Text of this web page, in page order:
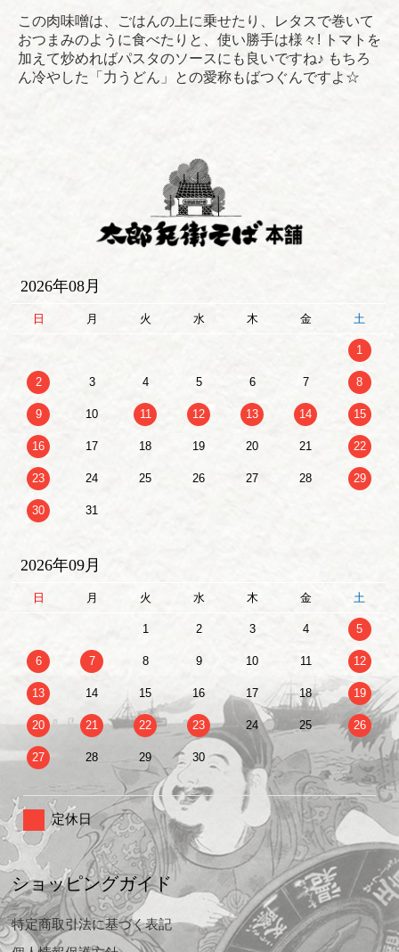
この肉味噌は、ごはんの上に乗せたり、レタスで巻いて
おつまみのように食べたりと、使い勝手は様々! トマトを
加えて炒めればパスタのソースにも良いですね♪ もちろ
ん冷やした「力うどん」との愛称もばつぐんですよ☆
2026年08月
日 月 火 水 木 金 土
1
2 3 4 5 6 7 8
9 10 11 12 13 14 15
16 17 18 19 20 21 22
23 24 25 26 27 28 29
30 31
2026年09月
日 月 火 水 木 金 土
1 2 3 4 5
6 7 8 9 10 11 12
13 14 15 16 17 18 19
20 21 22 23 24 25 26
27 28 29 30
定休日
ショッピングガイド
特定商取引法に基づく表記